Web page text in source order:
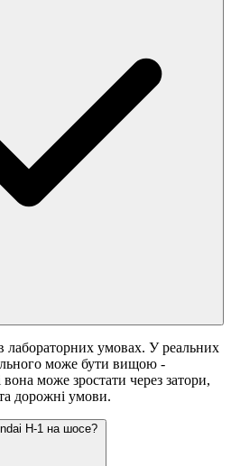
лабораторних умовах. У реальних
може бути вищою -
вона може зростати через затори,
дорожні умови.
H-1 на шосе?